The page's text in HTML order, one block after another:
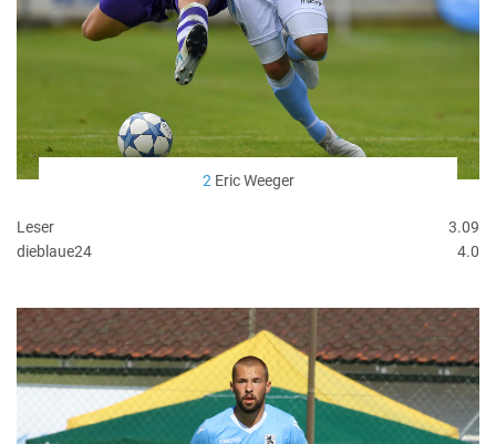
2 Eric Weeger
Leser
3.09
dieblaue24
4.0